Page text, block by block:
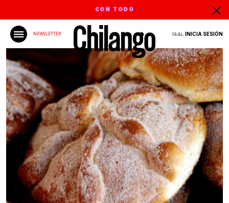
CON TODO
NEWSLETTER Hola, INICIA SESIÓN